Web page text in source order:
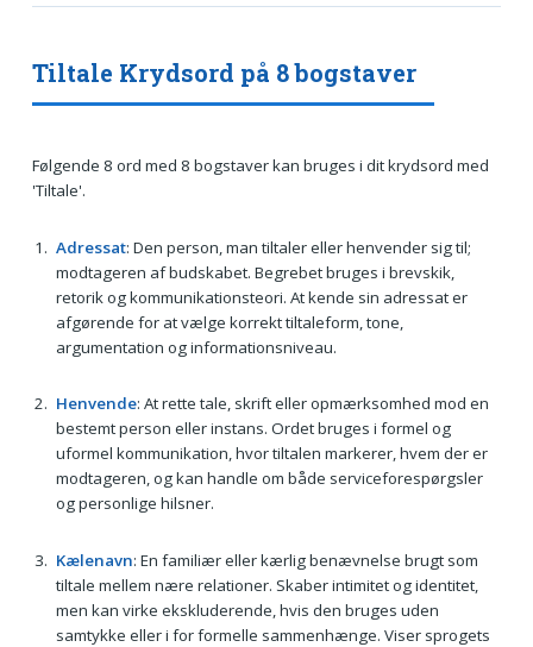
Tiltale Krydsord på 8 bogstaver
Følgende 8 ord med 8 bogstaver kan bruges i dit krydsord med
'Tiltale'.
Adressat: Den person, man tiltaler eller henvender sig til;
modtageren af budskabet. Begrebet bruges i brevskik,
retorik og kommunikationsteori. At kende sin adressat er
afgørende for at vælge korrekt tiltaleform, tone,
argumentation og informationsniveau.
Henvende: At rette tale, skrift eller opmærksomhed mod en
bestemt person eller instans. Ordet bruges i formel og
uformel kommunikation, hvor tiltalen markerer, hvem der er
modtageren, og kan handle om både serviceforespørgsler
og personlige hilsner.
Kælenavn: En familiær eller kærlig benævnelse brugt som
tiltale mellem nære relationer. Skaber intimitet og identitet,
men kan virke ekskluderende, hvis den bruges uden
samtykke eller i for formelle sammenhænge. Viser sprogets